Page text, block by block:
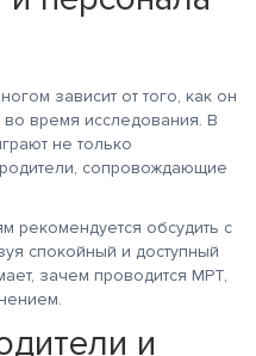
зависит от того, как он
во время исследования. В
не только
сопровождающие
рекомендуется обсудить с
спокойный и доступный
зачем проводится МРТ,
и